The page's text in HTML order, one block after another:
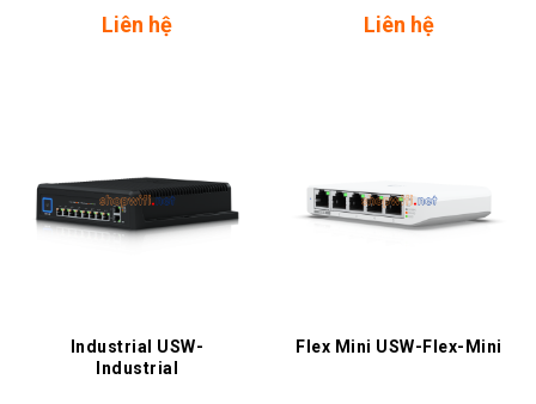
Liên hệ Liên hệ
Industrial USW-
Industrial
Flex Mini USW-Flex-Mini